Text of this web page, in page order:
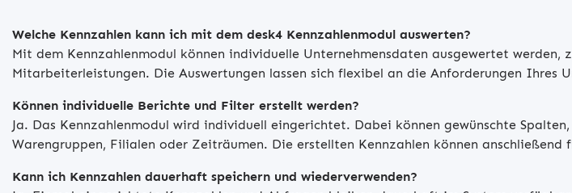
Welche Kennzahlen kann ich mit dem desk4 Kennzahlenmodul auswerten?
Mit dem Kennzahlenmodul können individuelle Unternehmensdaten ausgewertet
Mitarbeiterleistungen. Die Auswertungen lassen sich flexibel an die Anforderungen Ihres
Können individuelle Berichte und Filter erstellt werden?
Ja. Das Kennzahlenmodul wird individuell eingerichtet. Dabei können gewünschte
Warengruppen, Filialen oder Zeiträumen. Die erstellten Kennzahlen können
Kann ich Kennzahlen dauerhaft speichern und wiederverwenden?